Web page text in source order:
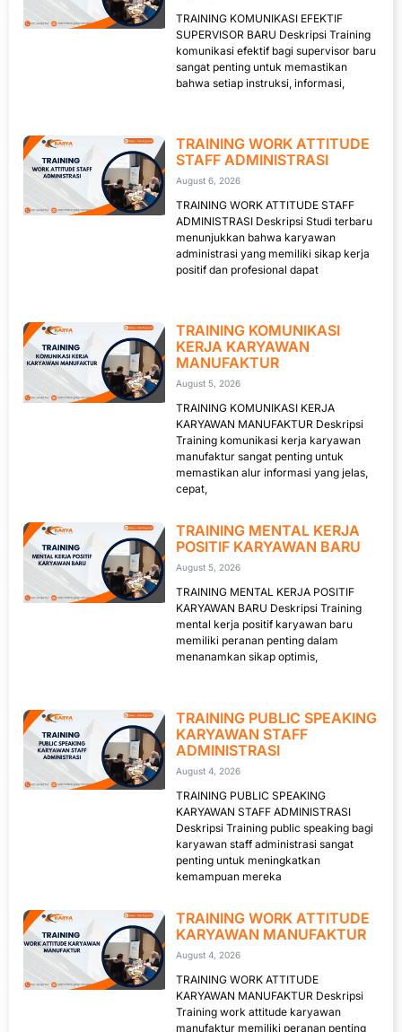
TRAINING KOMUNIKASI EFEKTIF
SUPERVISOR BARU Deskripsi Training
komunikasi efektif bagi supervisor baru
sangat penting untuk memastikan
bahwa setiap instruksi, informasi,
TRAINING WORK ATTITUDE
STAFF ADMINISTRASI
August 6, 2026
TRAINING WORK ATTITUDE STAFF
ADMINISTRASI Deskripsi Studi terbaru
menunjukkan bahwa karyawan
administrasi yang memiliki sikap kerja
positif dan profesional dapat
TRAINING KOMUNIKASI
KERJA KARYAWAN
MANUFAKTUR
August 5, 2026
TRAINING KOMUNIKASI KERJA
KARYAWAN MANUFAKTUR Deskripsi
Training komunikasi kerja karyawan
manufaktur sangat penting untuk
memastikan alur informasi yang jelas,
cepat,
TRAINING MENTAL KERJA
POSITIF KARYAWAN BARU
August 5, 2026
TRAINING MENTAL KERJA POSITIF
KARYAWAN BARU Deskripsi Training
mental kerja positif karyawan baru
memiliki peranan penting dalam
menanamkan sikap optimis,
TRAINING PUBLIC SPEAKING
KARYAWAN STAFF
ADMINISTRASI
August 4, 2026
TRAINING PUBLIC SPEAKING
KARYAWAN STAFF ADMINISTRASI
Deskripsi Training public speaking bagi
karyawan staff administrasi sangat
penting untuk meningkatkan
kemampuan mereka
TRAINING WORK ATTITUDE
KARYAWAN MANUFAKTUR
August 4, 2026
TRAINING WORK ATTITUDE
KARYAWAN MANUFAKTUR Deskripsi
Training work attitude karyawan
manufaktur memiliki peranan penting